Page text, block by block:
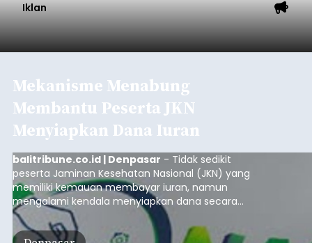
Iklan
Mekanisme Menabung
Membantu Peserta JKN
Menyiapkan Dana Iuran
balitribune.co.id | Denpasar - Tidak sedikit
peserta Jaminan Kesehatan Nasional (JKN) yang
memiliki kemauan membayar iuran, namun
mengalami kendala menyiapkan dana secara
penuh saat jatuh tempo pembayaran iuran.
Kondisi ini terutama dialami oleh peserta